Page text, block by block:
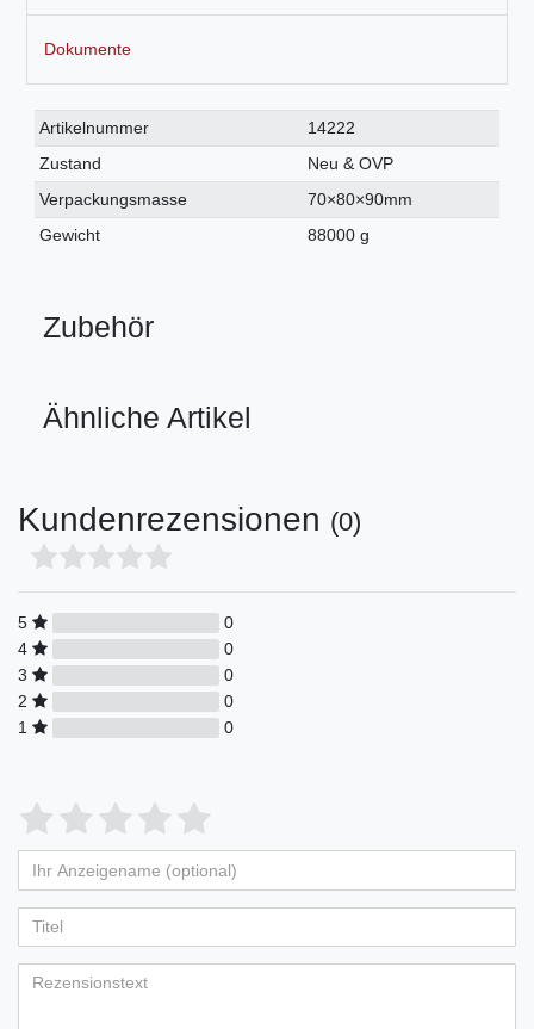
Dokumente
Technisches
Merkmal
Wert
Artikelnummer
14222
Zustand
Neu & OVP
Verpackungsmasse
70×80×90mm
Gewicht
88000 g
Zubehör
Ähnliche Artikel
Kundenrezensionen (0)
5
0
4
0
3
0
2
0
1
0